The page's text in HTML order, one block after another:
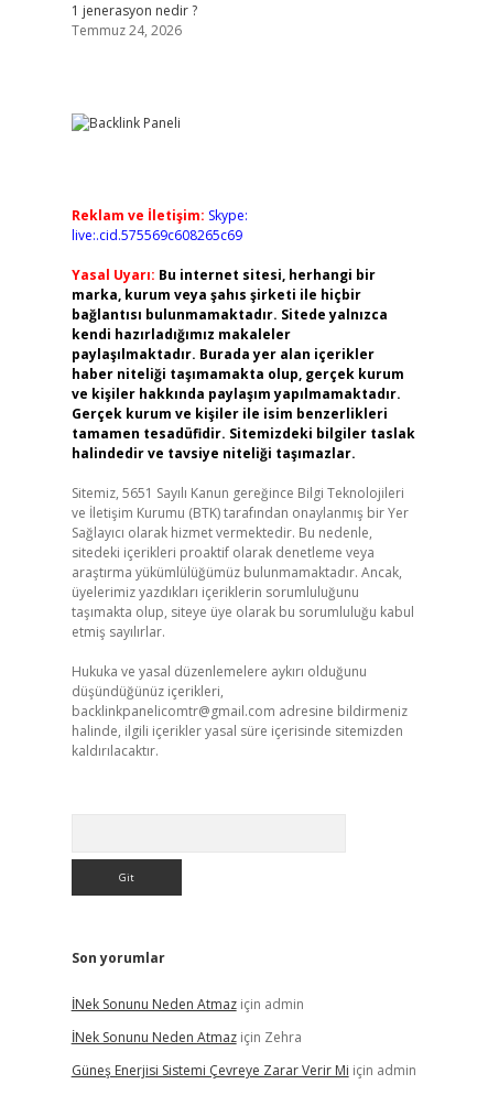
1 jenerasyon nedir ?
Temmuz 24, 2026
Reklam ve İletişim: Skype:
live:.cid.575569c608265c69
Yasal Uyarı: Bu internet sitesi, herhangi bir
marka, kurum veya şahıs şirketi ile hiçbir
bağlantısı bulunmamaktadır. Sitede yalnızca
kendi hazırladığımız makaleler
paylaşılmaktadır. Burada yer alan içerikler
haber niteliği taşımamakta olup, gerçek kurum
ve kişiler hakkında paylaşım yapılmamaktadır.
Gerçek kurum ve kişiler ile isim benzerlikleri
tamamen tesadüfidir. Sitemizdeki bilgiler taslak
halindedir ve tavsiye niteliği taşımazlar.
Sitemiz, 5651 Sayılı Kanun gereğince Bilgi Teknolojileri
ve İletişim Kurumu (BTK) tarafından onaylanmış bir Yer
Sağlayıcı olarak hizmet vermektedir. Bu nedenle,
sitedeki içerikleri proaktif olarak denetleme veya
araştırma yükümlülüğümüz bulunmamaktadır. Ancak,
üyelerimiz yazdıkları içeriklerin sorumluluğunu
taşımakta olup, siteye üye olarak bu sorumluluğu kabul
etmiş sayılırlar.
Hukuka ve yasal düzenlemelere aykırı olduğunu
düşündüğünüz içerikleri,
backlinkpanelicomtr@gmail.com adresine bildirmeniz
halinde, ilgili içerikler yasal süre içerisinde sitemizden
kaldırılacaktır.
Son yorumlar
İNek Sonunu Neden Atmaziçin admin
İNek Sonunu Neden Atmaziçin Zehra
Güneş Enerjisi Sistemi Çevreye Zarar Verir Mi için admin